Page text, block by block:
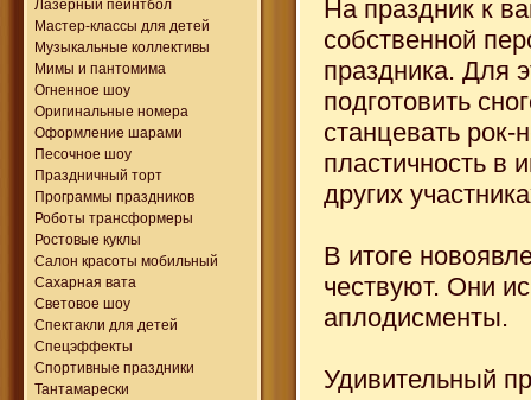
Лазерный пейнтбол
Мастер-классы для детей
Музыкальные коллективы
Мимы и пантомима
Огненное шоу
Оригинальные номера
Оформление шарами
Песочное шоу
Праздничный торт
Программы праздников
Роботы трансформеры
Ростовые куклы
Салон красоты мобильный
Сахарная вата
Световое шоу
Спектакли для детей
Спецэффекты
Спортивные праздники
Тантамарески
На праздник к
собственной
праздника. Для
подготовить
станцевать рок-
пластичность в
других
В итоге
чествуют. Они
аплодисменты.
Удивительный